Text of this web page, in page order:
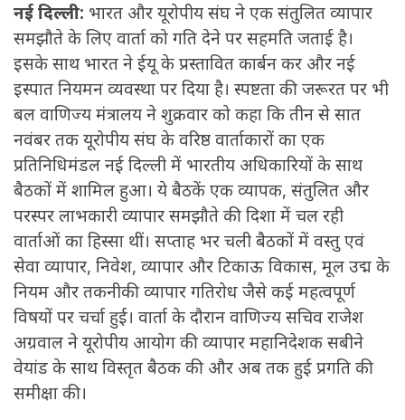
नई दिल्ली: भारत और यूरोपीय संघ ने एक संतुलित व्यापार
समझौते के लिए वार्ता को गति देने पर सहमति जताई है।
इसके साथ भारत ने ईयू के प्रस्तावित कार्बन कर और नई
इस्पात नियमन व्यवस्था पर दिया है। स्पष्टता की जरूरत पर भी
बल वाणिज्य मंत्रालय ने शुक्रवार को कहा कि तीन से सात
नवंबर तक यूरोपीय संघ के वरिष्ठ वार्ताकारों का एक
प्रतिनिधिमंडल नई दिल्ली में भारतीय अधिकारियों के साथ
बैठकों में शामिल हुआ। ये बैठकें एक व्यापक, संतुलित और
परस्पर लाभकारी व्यापार समझौते की दिशा में चल रही
वार्ताओं का हिस्सा थीं। सप्ताह भर चली बैठकों में वस्तु एवं
सेवा व्यापार, निवेश, व्यापार और टिकाऊ विकास, मूल उद्म के
नियम और तकनीकी व्यापार गतिरोध जैसे कई महत्वपूर्ण
विषयों पर चर्चा हुई। वार्ता के दौरान वाणिज्य सचिव राजेश
अग्रवाल ने यूरोपीय आयोग की व्यापार महानिदेशक सबीने
वेयांड के साथ विस्तृत बैठक की और अब तक हुई प्रगति की
समीक्षा की।